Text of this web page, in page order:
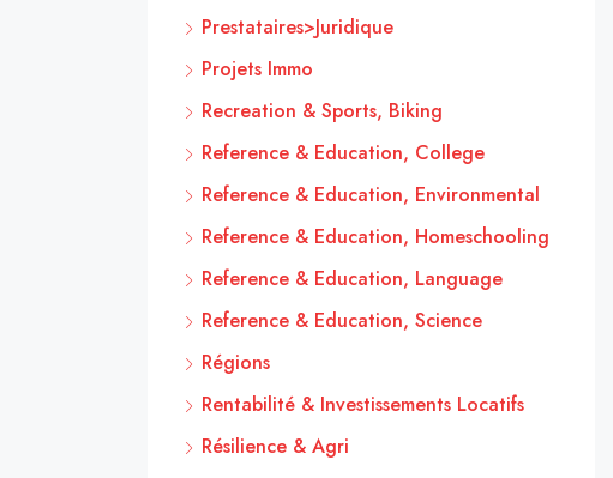
Prestataires>Juridique
Projets Immo
Recreation & Sports, Biking
Reference & Education, College
Reference & Education, Environmental
Reference & Education, Homeschooling
Reference & Education, Language
Reference & Education, Science
Régions
Rentabilité & Investissements Locatifs
Résilience & Agri